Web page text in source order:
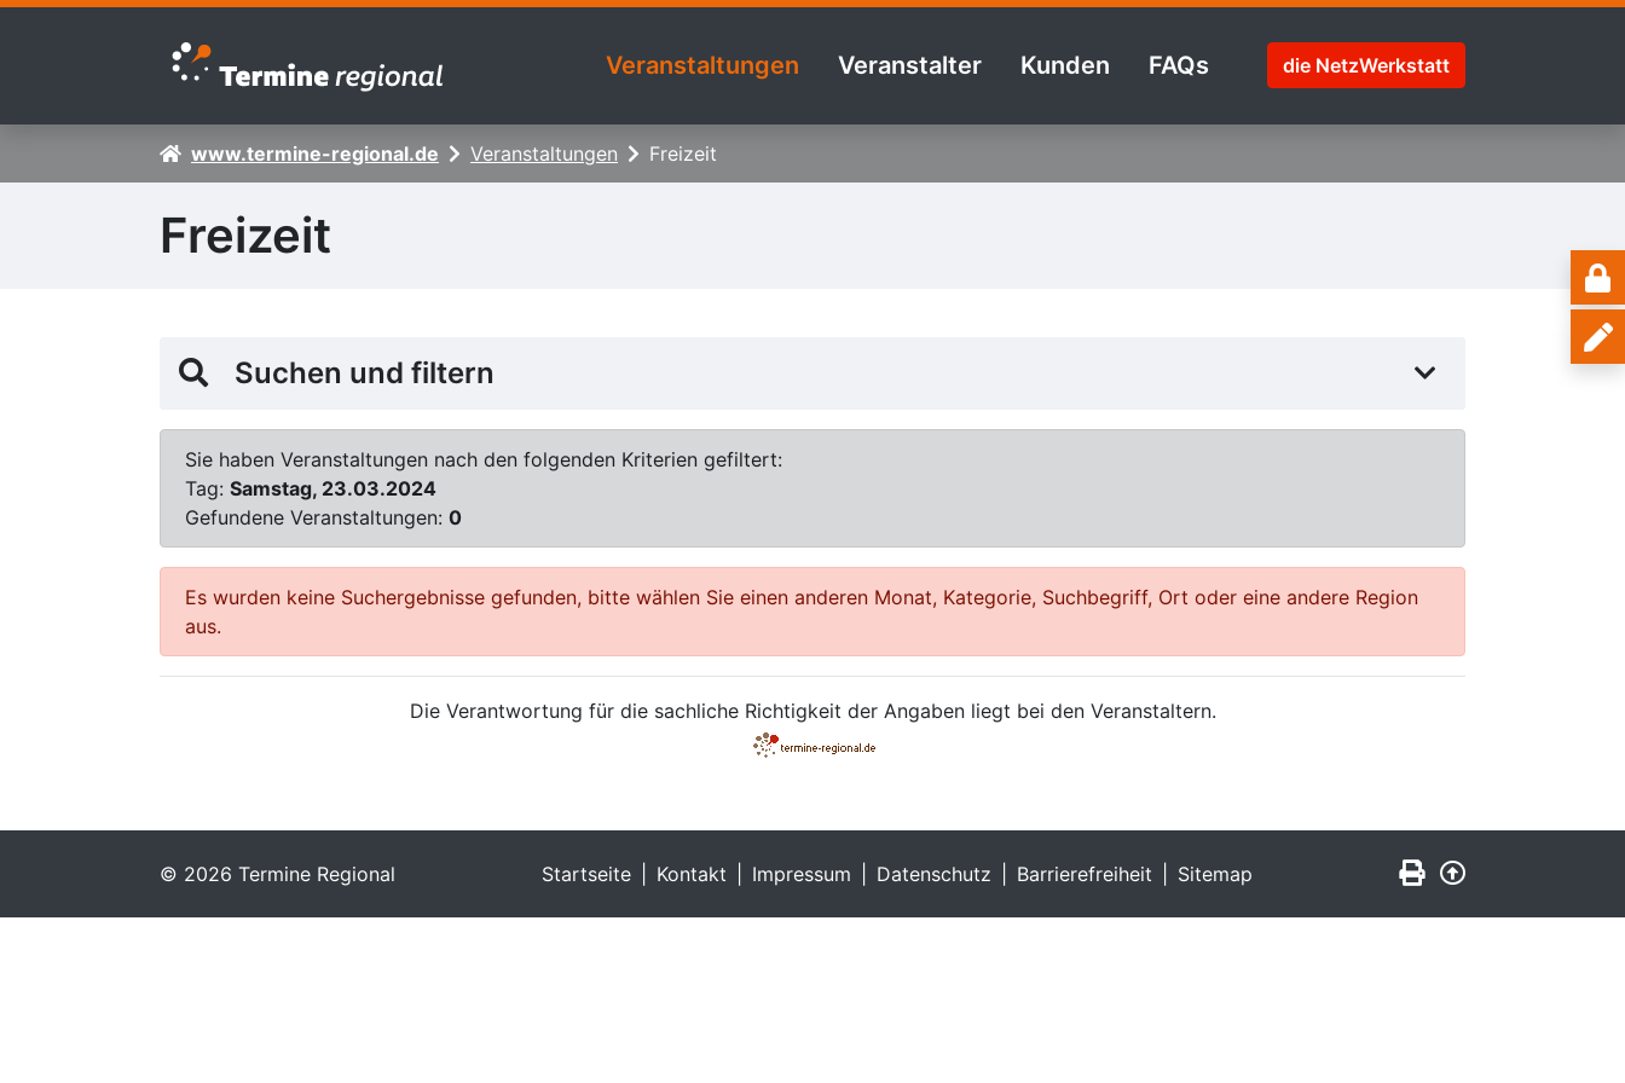
Zur Navigation springen
Zum Inhalt springen
Veranstaltungen Veranstalter Kunden FAQs die NetzWerkstatt
www.termine-regional.de Veranstaltungen Freizeit
Freizeit
Suchen und filtern
Sie haben Veranstaltungen nach den folgenden Kriterien gefiltert:
Tag: Samstag, 23.03.2024
Gefundene Veranstaltungen: 0
Es wurden keine Suchergebnisse gefunden, bitte wählen Sie einen anderen Monat, Kategorie, Suchbegriff, Ort oder eine andere Region
aus.
Die Verantwortung für die sachliche Richtigkeit der Angaben liegt bei den Veranstaltern.
© 2026 Termine Regional Startseite Kontakt Impressum Datenschutz Barrierefreiheit Sitemap Seite drucken
Zurück nach